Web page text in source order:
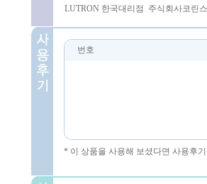
LUTRON 한국대리점 주식회사코린
번호
* 이 상품을 사용해 보셨다면 사용후